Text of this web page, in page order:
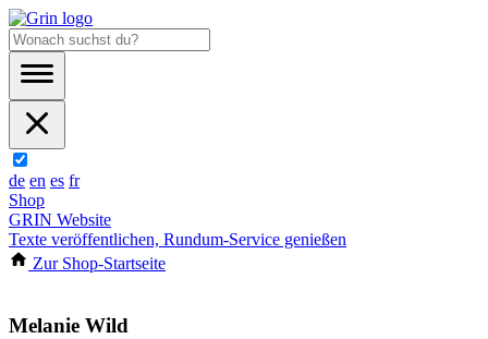
de en es fr
Shop
GRIN Website
Texte veröffentlichen, Rundum-Service genießen
Zur Shop-Startseite
Melanie Wild